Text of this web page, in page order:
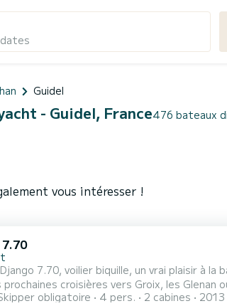
Guidel
- Guidel, France476 bateaux
vous intéresser !
7.70, voilier biquille, un vrai plaisir à
croisières vers Groix, les Glenan ou Belle Ile en Mer. REFIT COMPLET DU
en main samedi 9h retour vendredi 16h très bien équipé option spi sur bout dehors 95€
obligatoire 4 pers. 2 cabines 2013